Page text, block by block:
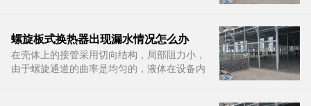
板焊缝表面无明显的机械损伤痕迹，齿形板与
板束分开距离约为2mm
螺旋板式换热器出现漏水情况怎么办
在壳体上的接管采用切向结构，局部阻力小，
由于螺旋通道的曲率是均匀的，液体在设备内